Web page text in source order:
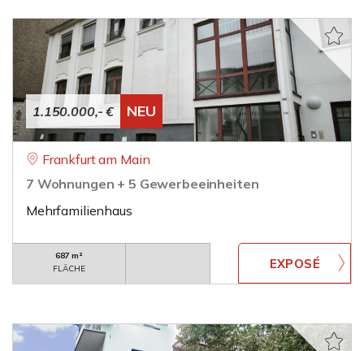
1.150.000,- € NEU
Frankfurt am Main
7 Wohnungen + 5 Gewerbeeinheiten
Mehrfamilienhaus
687 m²
FLÄCHE